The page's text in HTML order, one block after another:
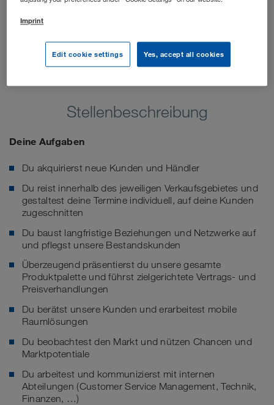
Stellenbeschreibung
Deine Aufgaben
Du akquirierst neue Kunden und Händler
Du reist innerhalb des jeweiligen Verkaufsgebietes und
gestaltest deine Termine individuell, auf deine Kunden
zugeschnitten
Du baust langfristige Beziehungen und Netzwerke auf
und pflegst unsere Bestandskunden
Überzeugend präsentierst du unsere gesamte
Produktpalette und führst zielgerichtete Vertrags- und
Preisverhandlungen
Du berätst unsere Kunden und erarbeitest mobile
Raumlösungen
Du beobachtest den Markt und nützen Chancen und
Marktpotentiale
Du arbeitest und kommunizierst mit internen
Abteilungen (Customer Service Management, Technik,
Finanzen, …)
Imprint
Edit cookie settings Yes, accept all cookies